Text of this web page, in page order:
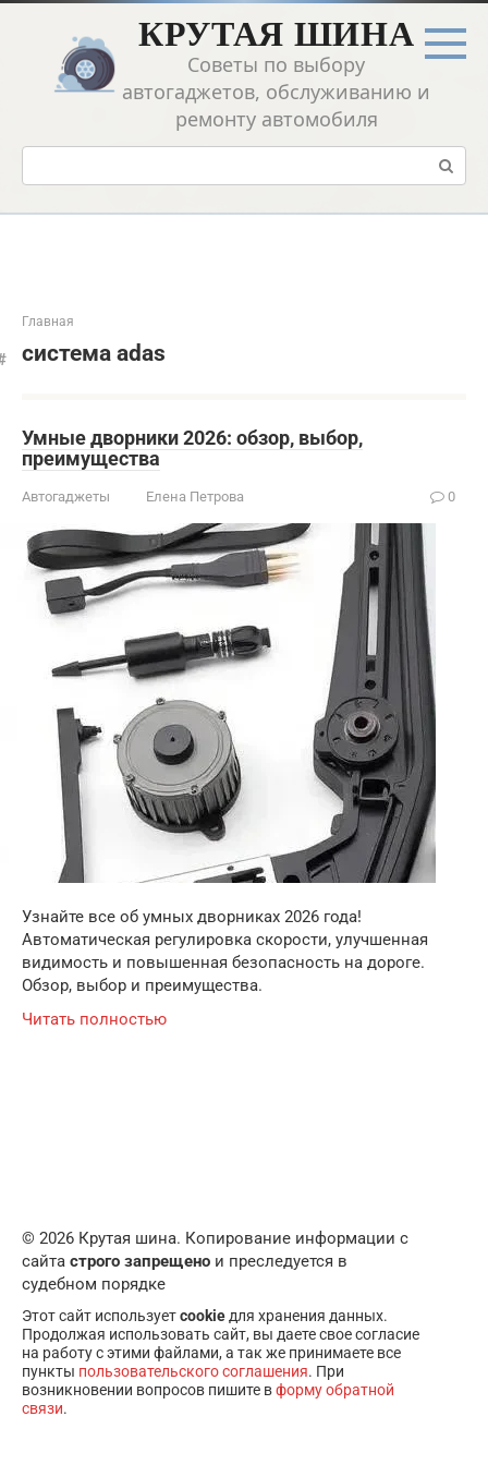
Перейти
контенту
КРУТАЯ ШИНА
Советы по выбору
автогаджетов, обслуживанию и
ремонту автомобиля
Поиск:
Главная
система adas
Умные дворники 2026: обзор, выбор,
преимущества
Автогаджеты Елена Петрова 0
Узнайте все об умных дворниках 2026 года!
Автоматическая регулировка скорости, улучшенная
видимость и повышенная безопасность на дороге.
Обзор, выбор и преимущества.
Читать полностью
© 2026 Крутая шина. Копирование информации с
сайта строго запрещено и преследуется в
судебном порядке
Этот сайт используетcookie для хранения данных.
Продолжая использовать сайт, вы даете свое согласие
на работу с этими файлами, а так же принимаете все
пункты пользовательского соглашения. При
возникновении вопросов пишите вформу обратной
связи.